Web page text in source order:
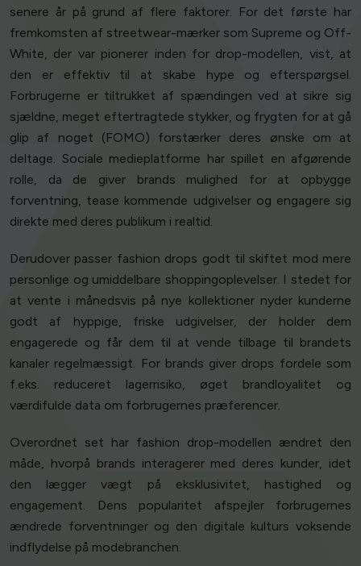
senere år på grund af flere faktorer. For det første har
fremkomsten af streetwear-mærker som Supreme og Off-
White, der var pionerer inden for drop-modellen, vist, at
den er effektiv til at skabe hype og efterspørgsel.
Forbrugerne er tiltrukket af spændingen ved at sikre sig
sjældne, meget eftertragtede stykker, og frygten for at gå
glip af noget (FOMO) forstærker deres ønske om at
deltage. Sociale medieplatforme har spillet en afgørende
rolle, da de giver brands mulighed for at opbygge
forventning, tease kommende udgivelser og engagere sig
direkte med deres publikum i realtid.
Derudover passer fashion drops godt til skiftet mod mere
personlige og umiddelbare shoppingoplevelser. I stedet for
at vente i månedsvis på nye kollektioner nyder kunderne
godt af hyppige, friske udgivelser, der holder dem
engagerede og får dem til at vende tilbage til brandets
kanaler regelmæssigt. For brands giver drops fordele som
f.eks. reduceret lagerrisiko, øget brandloyalitet og
værdifulde data om forbrugernes præferencer.
Overordnet set har fashion drop-modellen ændret den
måde, hvorpå brands interagerer med deres kunder, idet
den lægger vægt på eksklusivitet, hastighed og
engagement. Dens popularitet afspejler forbrugernes
ændrede forventninger og den digitale kulturs voksende
indflydelse på modebranchen.